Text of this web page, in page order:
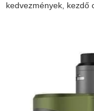
kedvezmények, kezdő